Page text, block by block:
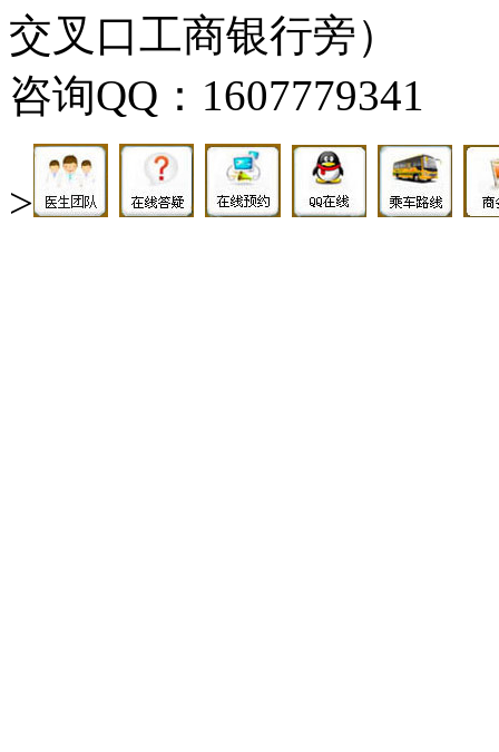
交叉口工商银行旁）
咨询QQ：1607779341
>